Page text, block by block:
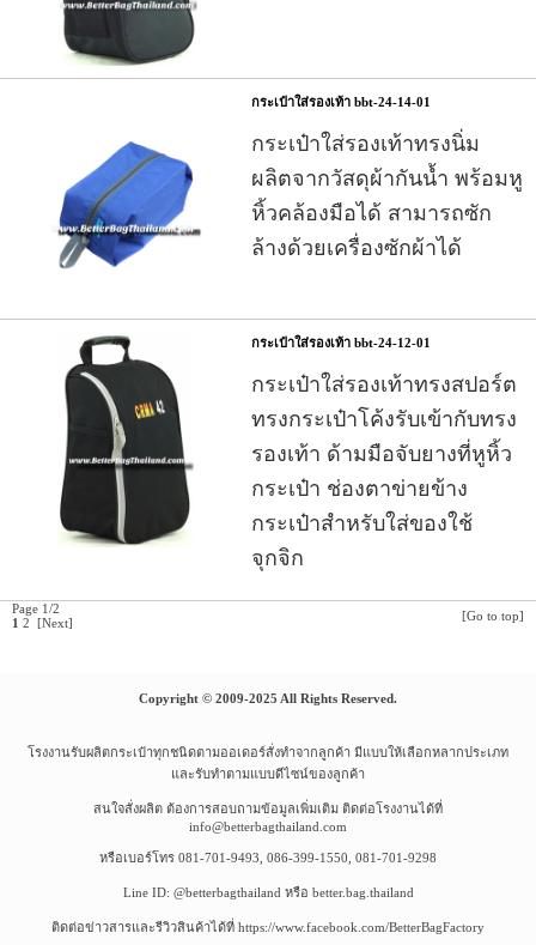
กระเป๋าใส่รองเท้า bbt-24-14-01
กระเป๋าใส่รองเท้าทรงนิ่ม
ผลิตจากวัสดุผ้ากันน้ำ พร้อมหู
หิ้วคล้องมือได้ สามารถซัก
ล้างด้วยเครื่องซักผ้าได้
กระเป๋าใส่รองเท้า bbt-24-12-01
กระเป๋าใส่รองเท้าทรงสปอร์ต
ทรงกระเป๋าโค้งรับเข้ากับทรง
รองเท้า ด้ามมือจับยางที่หูหิ้ว
กระเป๋า ช่องตาข่ายข้าง
กระเป๋าสำหรับใส่ของใช้
จุกจิก
Page 1/2
1 2 [Next] [Go to top]
Copyright © 2009-2025 All Rights Reserved.
โรงงานรับผลิตกระเป๋าทุกชนิดตามออเดอร์สั่งทำจากลูกค้า มีแบบให้เลือกหลากประเภท
และรับทำตามแบบดีไซน์ของลูกค้า
สนใจสั่งผลิต ต้องการสอบถามข้อมูลเพิ่มเติม ติดต่อโรงงานได้ที่
info@betterbagthailand.com
หรือเบอร์โทร 081-701-9493, 086-399-1550, 081-701-9298
Line ID: @betterbagthailand หรือ better.bag.thailand
ติดต่อข่าวสารและรีวิวสินค้าได้ที่ https://www.facebook.com/BetterBagFactory